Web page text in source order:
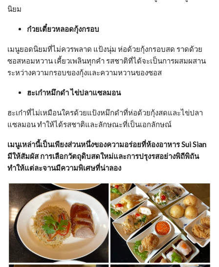
นิยม
ก๋วยเตี๋ยวหลอดกุ้งกรอบ
เมนูยอดนิยมที่ไม่ควรพลาด แป้งนุ่ม ห่อด้วยกุ้งกรอบสด ราดด้วย
ซอสหอมหวาน เคี้ยวเพลินทุกคำ รสชาติที่ได้จะเป็นการผสมผสาน
ระหว่างความกรอบของกุ้งและความหวานของซอส
ฮะเก๋าหมึกดำ ไข่ปลาแซลมอน
ฮะเก๋าที่ไม่เหมือนใครด้วยแป้งหมึกดำที่ห่อด้วยกุ้งสดและไข่ปลา
แซลมอน ทำให้ได้รสชาติและลักษณะที่เป็นเอกลักษณ์
เมนูเหล่านี้เป็นเพียงส่วนหนึ่งของความอร่อยที่ห้องอาหาร Sui Sian
มีให้สัมผัส การเลือกวัตถุดิบสดใหม่และการปรุงรสอย่างพิถีพิถัน
ทำให้แต่ละจานมีความพิเศษที่น่าลอง